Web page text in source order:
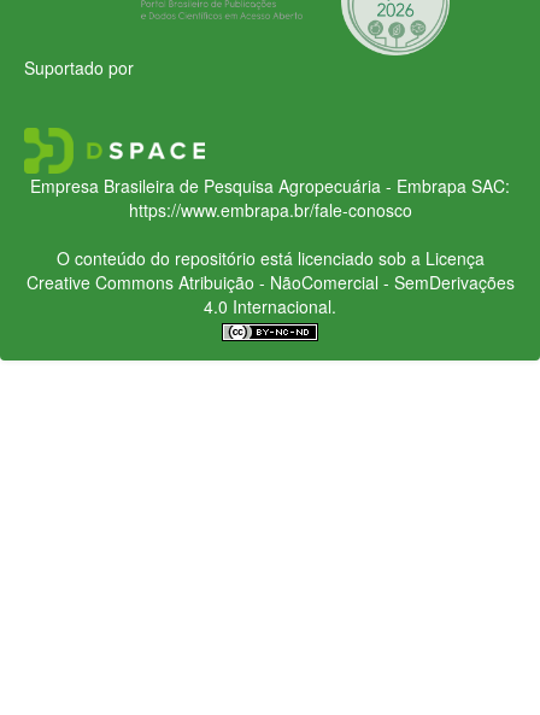
Suportado por
Empresa Brasileira de Pesquisa Agropecuária - Embrapa SAC:
https://www.embrapa.br/fale-conosco
O conteúdo do repositório está licenciado sob a Licença
Creative CommonsAtribuição - NãoComercial - SemDerivações
4.0 Internacional.